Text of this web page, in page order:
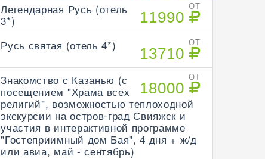
ОТ
11990
Легендарная Русь (отель
3*)
ОТ
13710
Русь святая (отель 4*)
ОТ
18000
Знакомство с Казанью (с
посещением "Храма всех
религий", возможностью теплоходной
экскурсии на остров-град Свияжск и
участия в интерактивной программе
"Гостеприимный дом Бая", 4 дня + ж/д
или авиа, май - сентябрь)